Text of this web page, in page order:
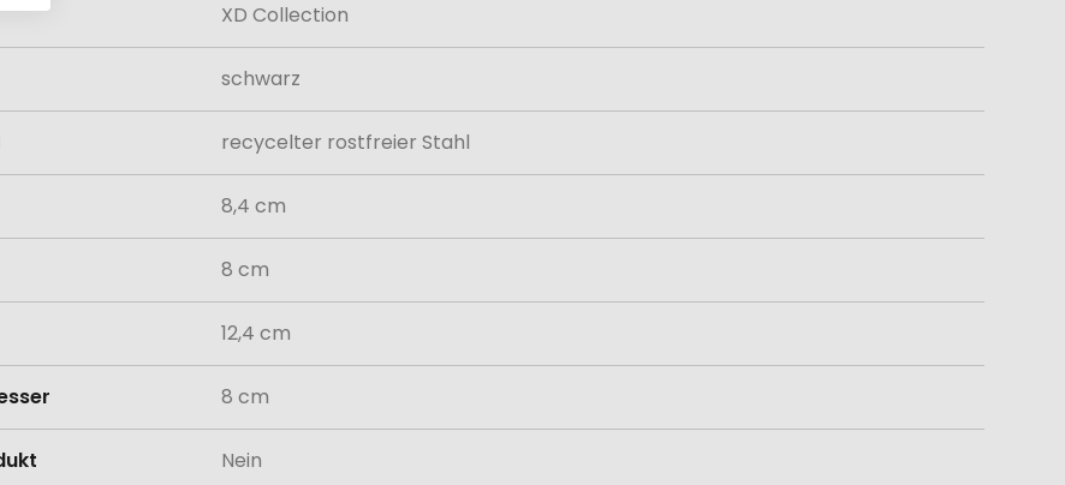
XD Collection
schwarz
recycelter rostfreier Stahl
8,4 cm
8 cm
12,4 cm
8 cm
Nein